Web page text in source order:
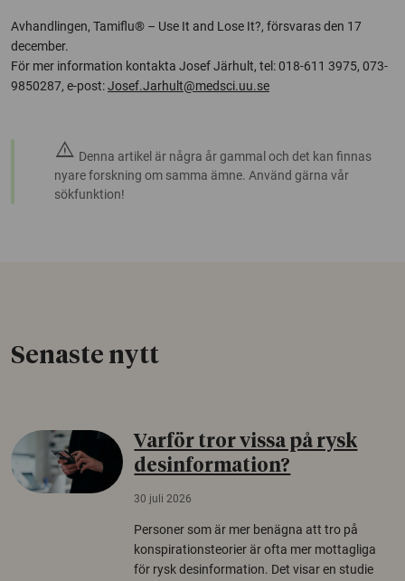
Avhandlingen, Tamiflu® – Use It and Lose It?, försvaras den 17
december.
För mer information kontakta Josef Järhult, tel: 018-611 3975, 073-
9850287, e-post:Josef.Jarhult@medsci.uu.se
warning Denna artikel är några år gammal och det kan finnas
nyare forskning om samma ämne. Använd gärna vår
sökfunktion!
Senaste nytt
Varför tror vissa på rysk
desinformation?
30 juli 2026
Personer som är mer benägna att tro på
konspirationsteorier är ofta mer mottagliga
för rysk desinformation. Det visar en studie